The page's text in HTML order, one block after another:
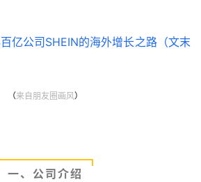
（来自朋友圈画风）
一、公司介绍